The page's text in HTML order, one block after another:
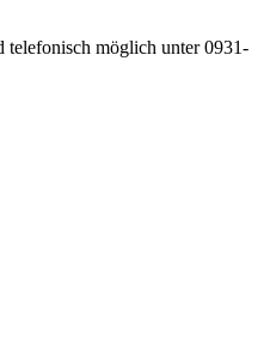
telefonisch möglich unter 0931-